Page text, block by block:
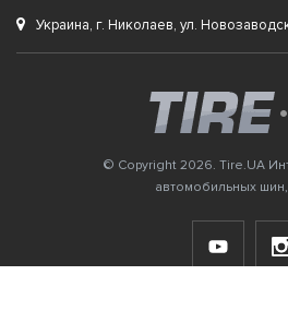
Украина, г. Николаев, ул.
© Copyright 2026. Tire.UA
автомобильных